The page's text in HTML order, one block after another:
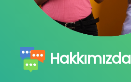
Hakkımızda